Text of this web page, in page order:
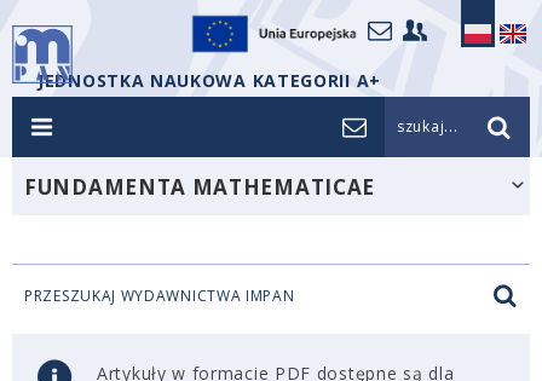
JEDNOSTKA NAUKOWA KATEGORII A+
szukaj...
FUNDAMENTA MATHEMATICAE
PRZESZUKAJ WYDAWNICTWA IMPAN
Artykuły w formacie PDF dostępne są dla